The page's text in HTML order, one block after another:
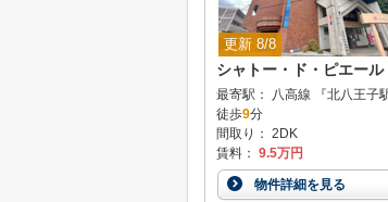
更新 8/8
シャトー・ド・ピエール
最寄駅： 八高線 『北八王子駅
徒歩9分
間取り： 2DK
賃料： 9.5万円
物件詳細を見る